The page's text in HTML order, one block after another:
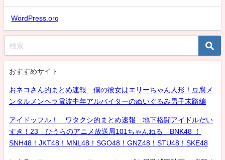
WordPress.org
おすすめサイト
おネコさん的まとめ速報 僕の彼女はエリーちゃん人形！豆腐メ
ンタルメンヘラ電波中年アルバイターのぬいぐるみ男子末路編
アイドッフル！ ワタクシ的まとめ速報 地下格闘アイドルだい
すき！23 ひうらのアニメ放送局101ちゃんねる BNK48 ！
SNH48！JKT48！MNL48！SGO48！GNZ48！STU48！SKE48